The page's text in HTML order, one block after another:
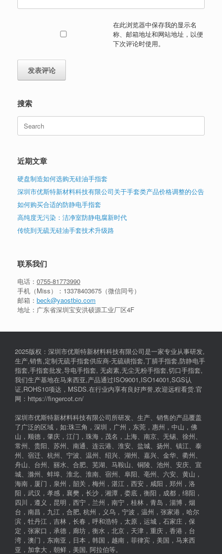
在此浏览器中保存我的显示名
称、邮箱地址和网站地址，以便
下次评论时使用。
搜索
Search
for:
近期文章
硬盘制造如何选购无硅油手指套
深圳市优斯特新材料科技有限公司关于手套类产品价格调整的公告
如何购买合适的防静电手指套
高纯度无污染：洁净室防静电腐新时代
传统到无硫无硅油手套技术升级路
联系我们
电话： 0755-81773990
手机（Miss）： 13378403675 （微信同号）
邮箱： beck@yaostbio.com
地址：广东省深圳宝安洪硕源工业厂区4F
2025版权：深圳市优斯特新材料科技有限公司是一家专业从事研发,
生产,销售,定制无硫手指套供应商-无硫磺指套,丁腈手指套,防静电手
指套,手指套批发,导电手指套, 无卤素,无尘无粉手指套,切口手指套,
我们生产基地在马来西亚,产品通过ISO9001,ISO14001,SGS认
证,ROHS10项达，MSDS.在行业内享有良好声誉,欢迎远程看货.官
网：https://fingercot.cn/
深圳市优斯特新材料科技有限公司所研发、生产、销售的产品覆盖
了广泛的区域，如:珠三角，深圳，广州，东莞，惠州，中山，佛
山，顺德，肇庆，江门，珠海，茂名，上海、南京、无锡、徐州、
常州、贵阳、苏州、南通、连云港、淮安、盐城、扬州、镇江、泰
州、宿迁、杭州、宁波、温州、绍兴、湖州、嘉兴、金华、衢州、
舟山、台州、丽水、合肥、芜湖、马鞍山、铜陵、池州、安庆、宣
城、滁州、蚌埠、淮北、淮南、宿州、阜阳、亳州、六安、黄山，
海南，厦门，泉州，韶关，梅州，湛江，西安，咸阳，郑州，洛
阳，武汉，孝感，襄樊，长沙，湘潭，娄底，衡阳，成都，绵阳，
四川，遵义，昆明，西宁，兰州，南宁，桂林，青岛，淄博，烟
台，南昌，九江，合肥, 杭州，义乌，宁波，温州，张家港，哈尔
滨，牡丹江，吉林，长春，呼和浩特，太原，运城，石家庄，保
定，张家口，承德，廊坊，衡水，北京，天津，重庆，香港，台
湾，澳门，东南亚，日本，韩国，越南，菲律宾，美国，马来西
亚，加拿大，朝鲜，美国, 阿拉伯等。